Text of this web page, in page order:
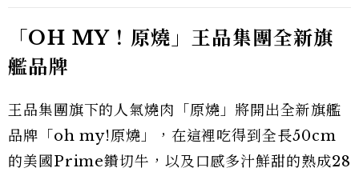
「OH MY！原燒」王品集團全新旗
艦品牌
王品集團旗下的人氣燒肉「原燒」將開出全新旗艦
品牌「oh my!原燒」，在這裡吃得到全長50cm
的美國Prime鑽切牛，以及口感多汁鮮甜的熟成28